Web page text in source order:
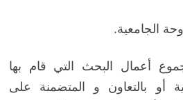
الجامعية.
أعمال البحث التي قام بها
أو بالتعاون و المتضمنة على